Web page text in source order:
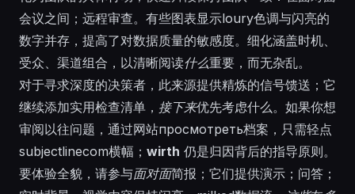
会议之间；远程审查。有些图表显示loury色调与闪亮的
数字并存，提高了对数据质量的敏感度。细化涵盖时机、
受众、渠道组合，以清晰阅读什么重要，而无杂乱。
对于寻求深度的决策者，此来源提供精炼的信号馈送；它
继续添加实用检查清单， 接下来优先考虑什么。如果你想
审阅以往问题，通过网站просмотреть档案，只需轻点
subjectlinecom横幅； wirth 仍是归因背后的指导原则。
要体验全貌，请参与面对面简报；它们提供演示；问答；